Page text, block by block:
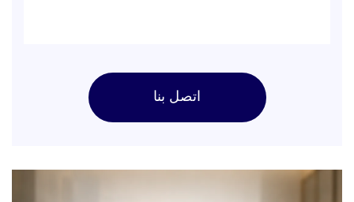
اتصل بنا